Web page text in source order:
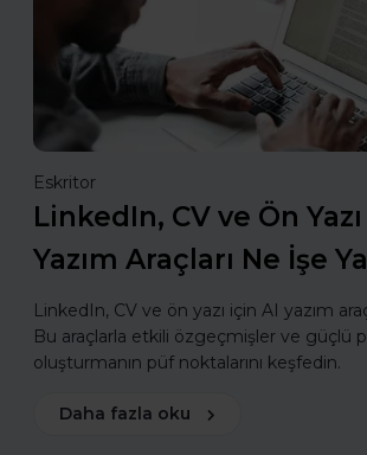
Eskritor
LinkedIn, CV ve Ön
Yazım Araçları Ne İşe
LinkedIn, CV ve ön yazı için AI yazım
Bu araçlarla etkili özgeçmişler ve güçlü
oluşturmanın püf noktalarını keşfedin.
Daha fazla oku